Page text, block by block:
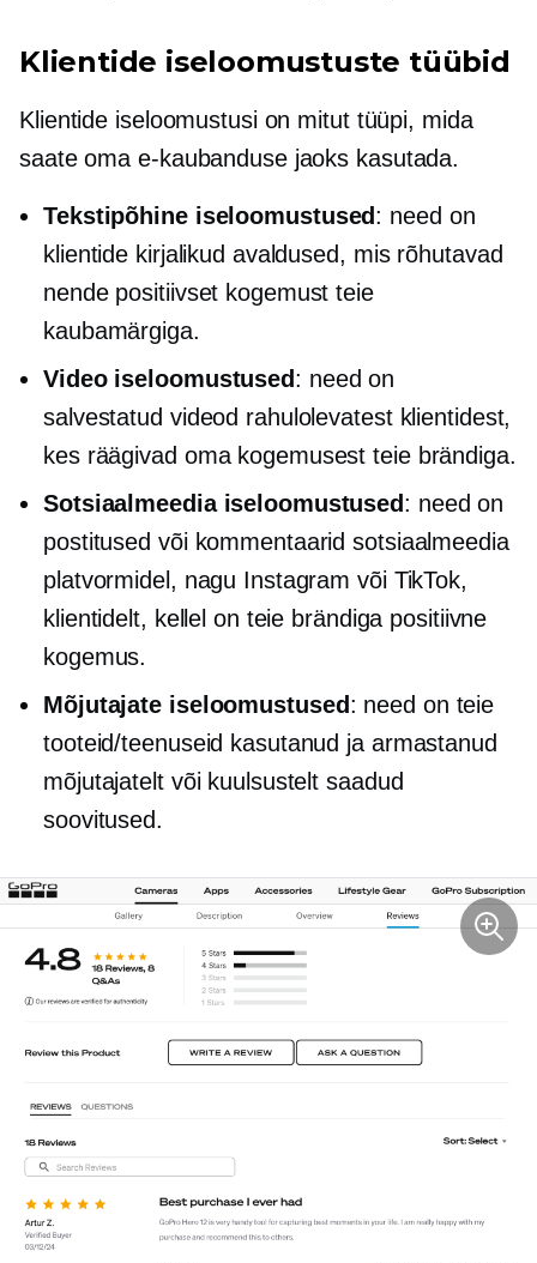
Klientide iseloomustuste tüübid
Klientide iseloomustusi on mitut tüüpi, mida
saate oma e-kaubanduse jaoks kasutada.
Tekstipõhineiseloomustused: need on
klientide kirjalikud avaldused, mis rõhutavad
nende positiivset kogemust teie
kaubamärgiga.
Video iseloomustused: need on
salvestatud videod rahulolevatest klientidest,
kes räägivad oma kogemusest teie brändiga.
Sotsiaalmeedia iseloomustused: need on
postitused või kommentaarid sotsiaalmeedia
platvormidel, nagu Instagram või TikTok,
klientidelt, kellel on teie brändiga positiivne
kogemus.
Mõjutajate iseloomustused: need on teie
tooteid/teenuseid kasutanud ja armastanud
mõjutajatelt või kuulsustelt saadud
soovitused.